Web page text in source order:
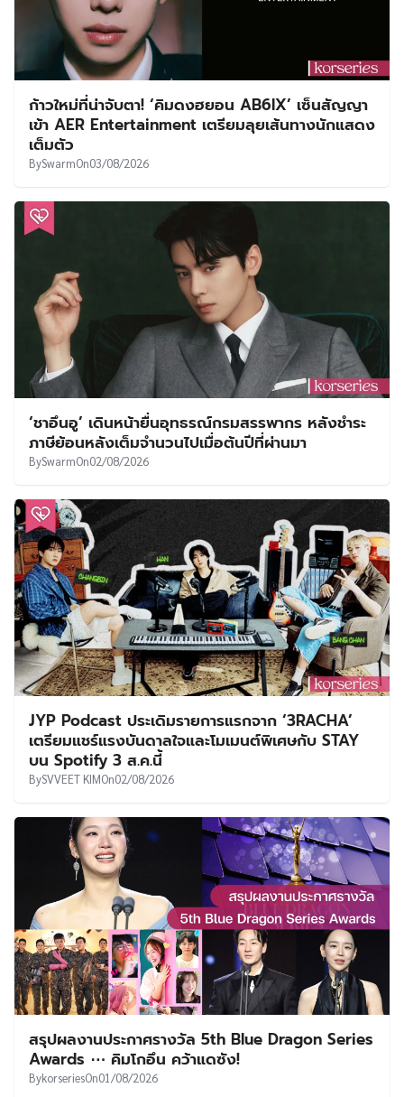
ก้าวใหม่ที่น่าจับตา! ‘คิมดงฮยอน AB6IX’ เซ็นสัญญา
เข้า AER Entertainment เตรียมลุยเส้นทางนักแสดง
เต็มตัว
BySwarmOn03/08/2026
‘ชาอึนอู’ เดินหน้ายื่นอุทธรณ์กรมสรรพากร หลังชำระ
ภาษีย้อนหลังเต็มจำนวนไปเมื่อต้นปีที่ผ่านมา
BySwarmOn02/08/2026
JYP Podcast ประเดิมรายการแรกจาก ‘3RACHA’
เตรียมแชร์แรงบันดาลใจและโมเมนต์พิเศษกับ STAY
บน Spotify 3 ส.ค.นี้
BySVVEET KIMOn02/08/2026
สรุปผลงานประกาศรางวัล 5th Blue Dragon Series
Awards ⋯ คิมโกอึน คว้าแดซัง!
BykorseriesOn01/08/2026